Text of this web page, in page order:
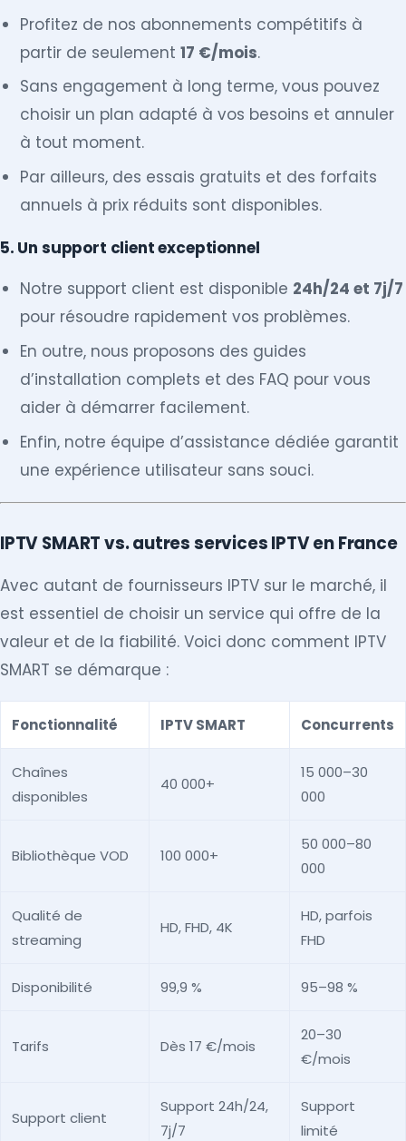
Profitez de nos abonnements compétitifs à
partir de seulement17 €/mois.
Sans engagement à long terme, vous pouvez
choisir un plan adapté à vos besoins et annuler
à tout moment.
Par ailleurs, des essais gratuits et des forfaits
annuels à prix réduits sont disponibles.
5. Un support client exceptionnel
Notre support client est disponible 24h/24 et 7j/7
pour résoudre rapidement vos problèmes.
En outre, nous proposons des guides
d’installation complets et des FAQ pour vous
aider à démarrer facilement.
Enfin, notre équipe d’assistance dédiée garantit
une expérience utilisateur sans souci.
IPTV SMART vs. autres services IPTV en France
Avec autant de fournisseurs IPTV sur le marché, il
est essentiel de choisir un service qui offre de la
valeur et de la fiabilité. Voici donc comment IPTV
SMART se démarque :
Fonctionnalité IPTV SMART Concurrents
Chaînes
disponibles
40 000+
15 000–30
000
Bibliothèque VOD 100 000+
50 000–80
000
Qualité de
streaming
HD, FHD, 4K
HD, parfois
FHD
Disponibilité 99,9 % 95–98 %
Tarifs Dès 17 €/mois
20–30
€/mois
Support client
Support 24h/24,
7j/7
Support
limité